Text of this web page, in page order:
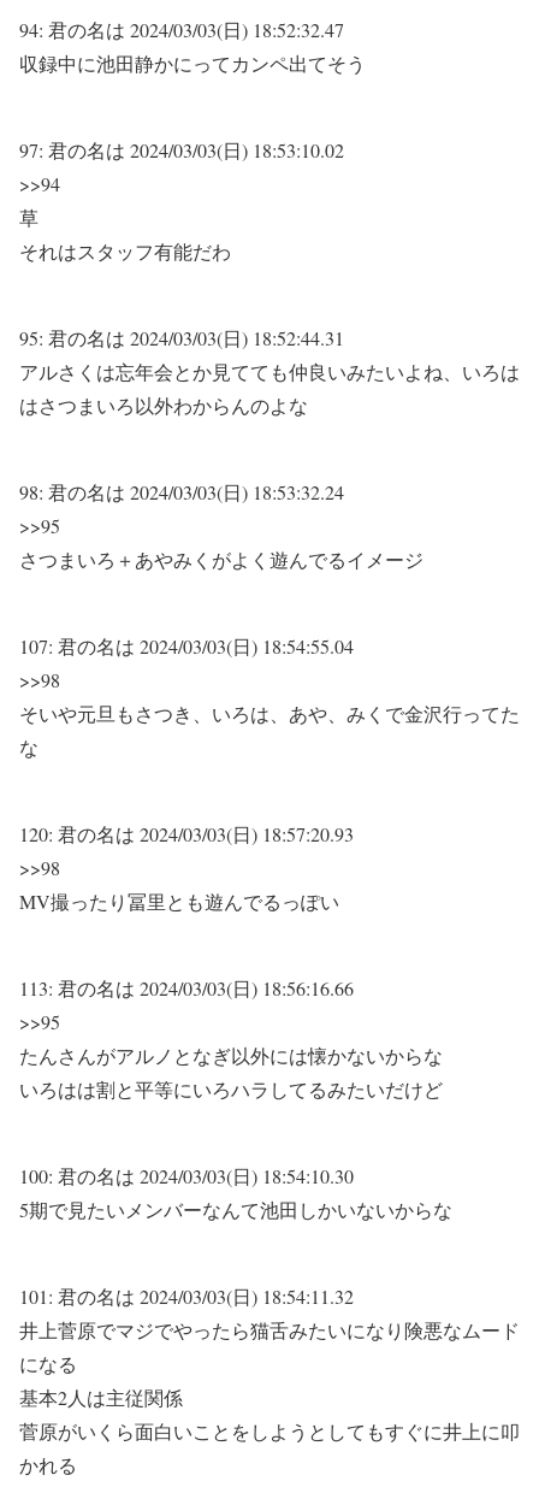
94: 君の名は 2024/03/03(日) 18:52:32.47
収録中に池田静かにってカンペ出てそう
97: 君の名は 2024/03/03(日) 18:53:10.02
>>94
草
それはスタッフ有能だわ
95: 君の名は 2024/03/03(日) 18:52:44.31
アルさくは忘年会とか見てても仲良いみたいよね、いろは
はさつまいろ以外わからんのよな
98: 君の名は 2024/03/03(日) 18:53:32.24
>>95
さつまいろ＋あやみくがよく遊んでるイメージ
107: 君の名は 2024/03/03(日) 18:54:55.04
>>98
そいや元旦もさつき、いろは、あや、みくで金沢行ってた
な
120: 君の名は 2024/03/03(日) 18:57:20.93
>>98
MV撮ったり冨里とも遊んでるっぽい
113: 君の名は 2024/03/03(日) 18:56:16.66
>>95
たんさんがアルノとなぎ以外には懐かないからな
いろはは割と平等にいろハラしてるみたいだけど
100: 君の名は 2024/03/03(日) 18:54:10.30
5期で見たいメンバーなんて池田しかいないからな
101: 君の名は 2024/03/03(日) 18:54:11.32
井上菅原でマジでやったら猫舌みたいになり険悪なムード
になる
基本2人は主従関係
菅原がいくら面白いことをしようとしてもすぐに井上に叩
かれる